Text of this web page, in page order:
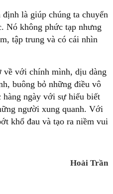
là giúp chúng ta chuyển
Nó không phức tạp nhưng
tập trung và có cái nhìn
về với chính mình, dịu dàng
buông bỏ những điều vô
ngày với sự hiểu biết
người xung quanh. Với
khổ đau và tạo ra niềm vui
Hoài Trần